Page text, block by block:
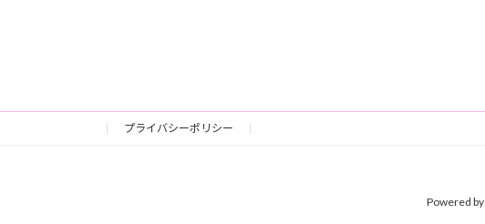
プライバシーポリシー
Powered by